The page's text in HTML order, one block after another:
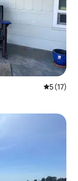
คะแนนเฉลี่
5 (17)